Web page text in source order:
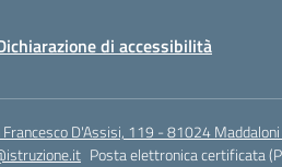
di accessibilità
Francesco D'Assisi, 119 - 81024 Maddaloni
Posta elettronica certificata